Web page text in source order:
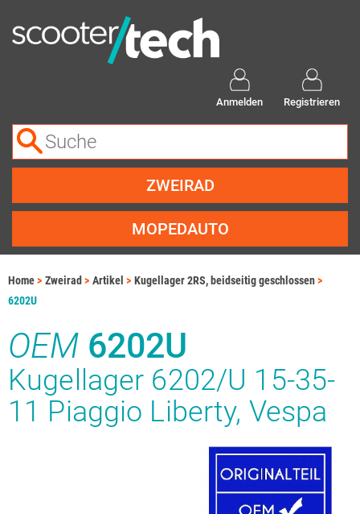
Anmelden Registrieren
ZWEIRAD
MOPEDAUTO
Home Zweirad Artikel
Kugellager 2RS, beidseitig geschlossen
6202U
OEM 6202U
Kugellager 6202/U 15-35-
11 Piaggio Liberty, Vespa